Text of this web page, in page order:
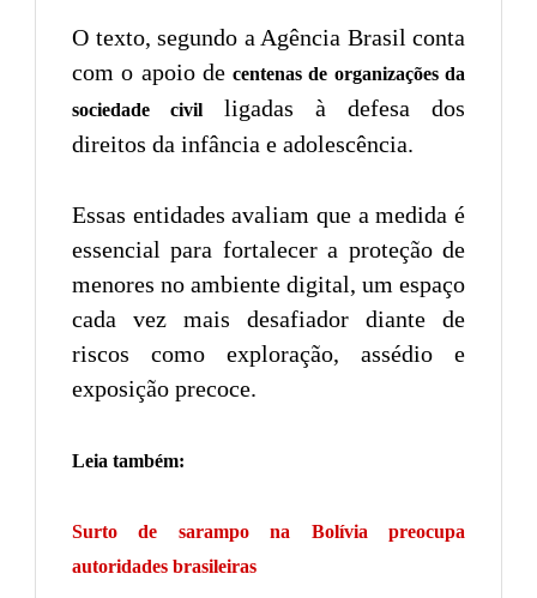
O texto, segundo a Agência Brasil conta
com o apoio decentenas de organizações da
sociedade civil
ligadas à defesa dos
direitos da infância e adolescência.
Essas entidades avaliam que a medida é
essencial para fortalecer a proteção de
menores no ambiente digital, um espaço
cada vez mais desafiador diante de
riscos como exploração, assédio e
exposição precoce.
Leia também:
Surto de sarampo na Bolívia preocupa
autoridades brasileiras